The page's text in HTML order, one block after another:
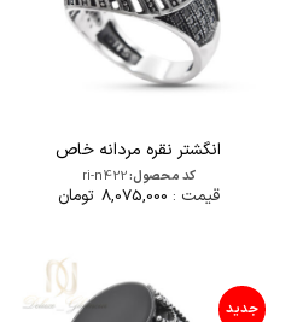
انگشتر نقره مردانه خاص
کد محصول:ri-n422
قیمت : 8,075,000 تومان
جدید